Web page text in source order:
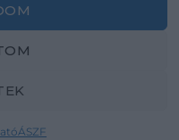
ÁSZF